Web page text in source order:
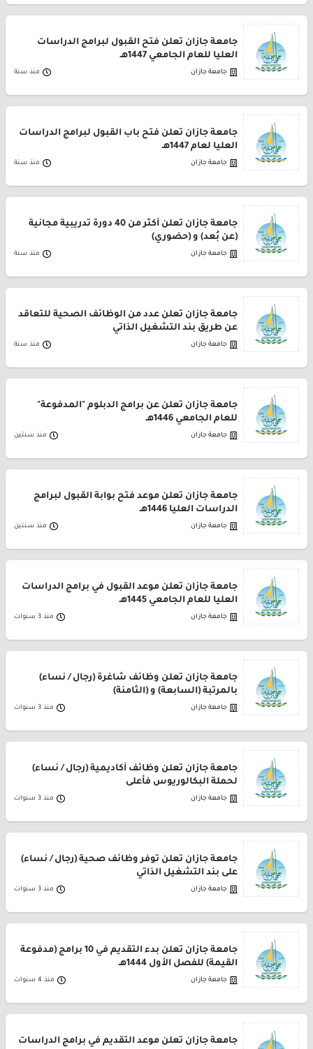
جامعة جازان تعلن فتح القبول لبرامج الدراسات
العليا للعام الجامعي 1447هـ
جامعة جازان منذ سنة
جامعة جازان تعلن فتح باب القبول لبرامج الدراسات
العليا لعام 1447هـ
جامعة جازان منذ سنة
جامعة جازان تعلن أكثر من 40 دورة تدريبية مجانية
(عن بُعد) و (حضوري)
جامعة جازان منذ سنة
جامعة جازان تعلن عدد من الوظائف الصحية للتعاقد
عن طريق بند التشغيل الذاتي
جامعة جازان منذ سنة
جامعة جازان تعلن عن برامج الدبلوم "المدفوعة"
للعام الجامعي 1446هـ
جامعة جازان منذ سنتين
جامعة جازان تعلن موعد فتح بوابة القبول لبرامج
الدراسات العليا 1446هـ
جامعة جازان منذ سنتين
جامعة جازان تعلن موعد القبول في برامج الدراسات
العليا للعام الجامعي 1445هـ
جامعة جازان منذ 3 سنوات
جامعة جازان تعلن وظائف شاغرة (رجال / نساء)
بالمرتبة (السابعة) و (الثامنة)
جامعة جازان منذ 3 سنوات
جامعة جازان تعلن وظائف أكاديمية (رجال / نساء)
لحملة البكالوريوس فأعلى
جامعة جازان منذ 3 سنوات
جامعة جازان تعلن توفر وظائف صحية (رجال / نساء)
على بند التشغيل الذاتي
جامعة جازان منذ 3 سنوات
جامعة جازان تعلن بدء التقديم في 10 برامج (مدفوعة
القيمة) للفصل الأول 1444هـ
جامعة جازان منذ 4 سنوات
جامعة جازان تعلن موعد التقديم في برامج الدراسات